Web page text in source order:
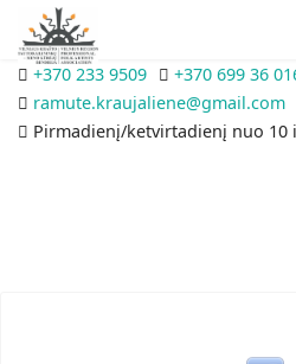
+370 233 9509
+370 699 36
ramute.kraujaliene@gmail.com
Pirmadienį/ketvirtadienį nuo 10